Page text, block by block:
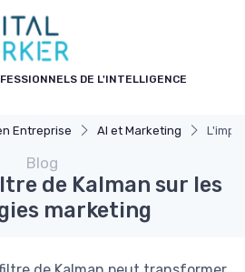
DE L'INTELLIGENCE
Entreprise AI et Marketing
Blog
de Kalman sur les
marketing